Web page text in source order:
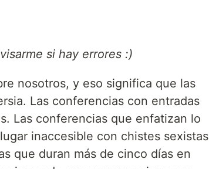
si hay errores :)
nosotros, y eso significa que las
Las conferencias con entradas
Las conferencias que enfatizan lo
inaccesible con chistes sexistas
que duran más de cinco días en